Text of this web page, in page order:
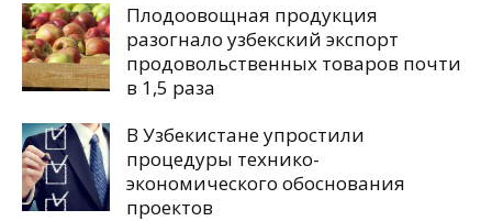
Плодоовощная продукция
разогнало узбекский экспорт
продовольственных товаров почти
в 1,5 раза
В Узбекистане упростили
процедуры технико-
экономического обоснования
проектов